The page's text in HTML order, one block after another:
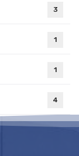
3
1
1
4